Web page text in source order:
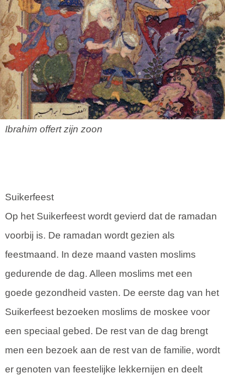
Ibrahim offert zijn zoon
Suikerfeest
Op het Suikerfeest wordt gevierd dat de ramadan
voorbij is. De ramadan wordt gezien als
feestmaand. In deze maand vasten moslims
gedurende de dag. Alleen moslims met een
goede gezondheid vasten. De eerste dag van het
Suikerfeest bezoeken moslims de moskee voor
een speciaal gebed. De rest van de dag brengt
men een bezoek aan de rest van de familie, wordt
er genoten van feestelijke lekkernijen en deelt